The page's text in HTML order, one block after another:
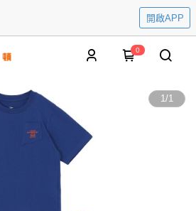
開啟APP
0
1/1